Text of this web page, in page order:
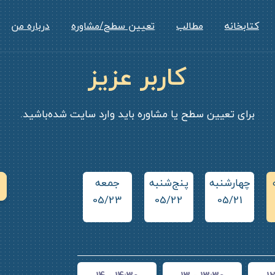
کلاس‌های خصوصی آزمون آزمایشی کلاس‌های خصوصی
کلاس‌های خصوصی
کتابخانه مطالب تعیین سطح/مشاوره درباره من
کاربر عزیز
برای تعیین سطح یا مشاوره باید وارد سایت شده‌باشید.
چهارشنبه
05/21
پنج‌شنبه
05/22
جمعه
05/23
شنبه
05/24